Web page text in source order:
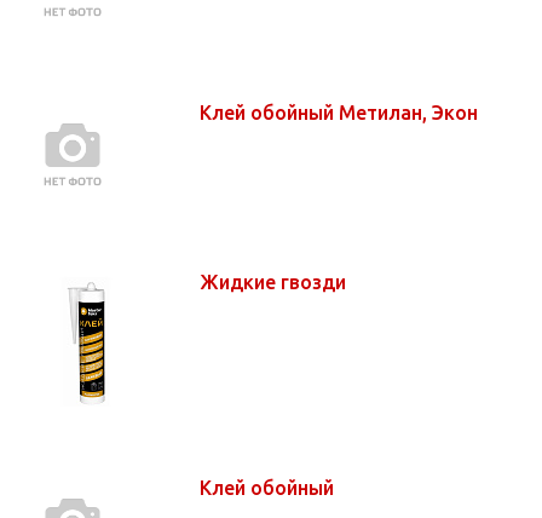
Клей обойный Метилан, Экон
Жидкие гвозди
Клей обойный